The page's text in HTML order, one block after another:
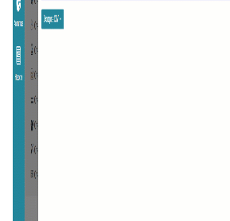
34Ограничение доступа к отчетам
35
36
37
38
39
40